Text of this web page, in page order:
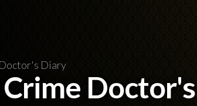
Diary